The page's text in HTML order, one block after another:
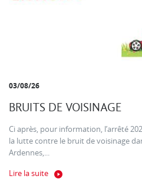
03/08/26
BRUITS DE VOISINAGE
Ci après, pour information, l’arrêté
la lutte contre le bruit de voisinage
Ardennes,...
Lire la suite